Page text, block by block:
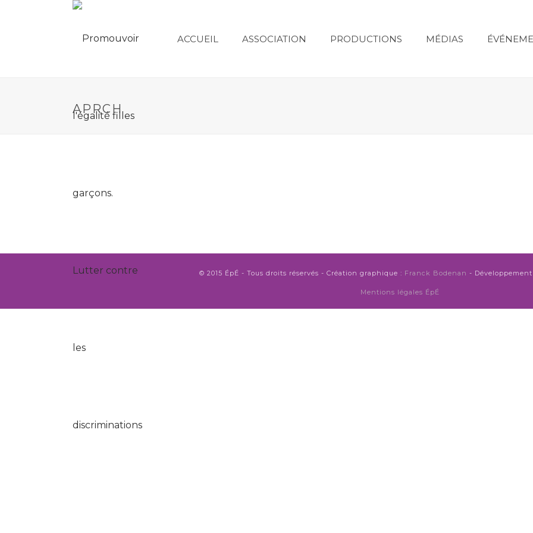
ACCUEIL ASSOCIATION PRODUCTIONS MÉDIAS
APRCH
© 2015 ÉpÉ - Tous droits réservés - Création graphique : Franck Bodenan -
Mentions légales ÉpÉ